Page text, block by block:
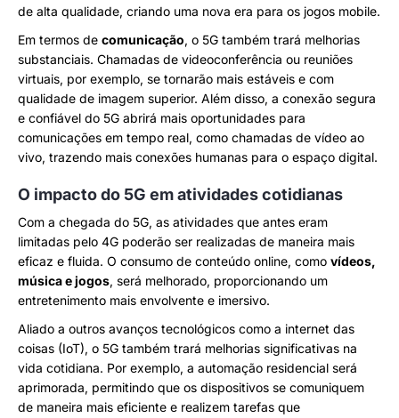
de alta qualidade, criando uma nova era para os jogos mobile.
Em termos de comunicação, o 5G também trará melhorias
substanciais. Chamadas de videoconferência ou reuniões
virtuais, por exemplo, se tornarão mais estáveis e com
qualidade de imagem superior. Além disso, a conexão segura
e confiável do 5G abrirá mais oportunidades para
comunicações em tempo real, como chamadas de vídeo ao
vivo, trazendo mais conexões humanas para o espaço digital.
O impacto do 5G em atividades cotidianas
Com a chegada do 5G, as atividades que antes eram
limitadas pelo 4G poderão ser realizadas de maneira mais
eficaz e fluida. O consumo de conteúdo online, como vídeos,
música e jogos, será melhorado, proporcionando um
entretenimento mais envolvente e imersivo.
Aliado a outros avanços tecnológicos como a internet das
coisas (IoT), o 5G também trará melhorias significativas na
vida cotidiana. Por exemplo, a automação residencial será
aprimorada, permitindo que os dispositivos se comuniquem
de maneira mais eficiente e realizem tarefas que